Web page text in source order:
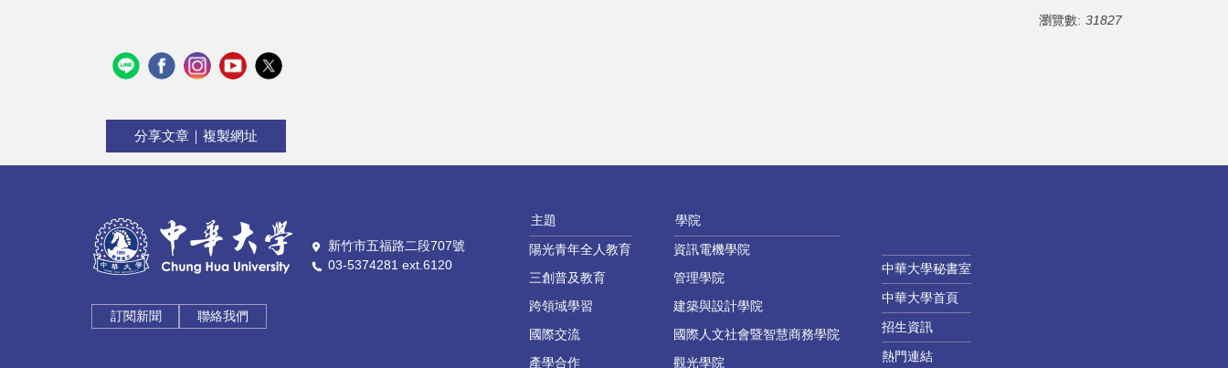
瀏覽數: 31827
分享文章｜複製網址
新竹市五福路二段707號
03-5374281 ext.6120
訂閱新聞 聯絡我們
主題
陽光青年全人教育
三創普及教育
跨領域學習
國際交流
產學合作
學院
資訊電機學院
管理學院
建築與設計學院
國際人文社會暨智慧商務學院
觀光學院
中華大學秘書室
中華大學首頁
招生資訊
熱門連結